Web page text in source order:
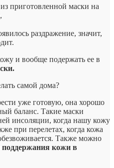
приготовленной маски на
раздражение, значит,
и вообще подержать ее в
самой дома?
уже готовую, она хорошо
баланс. Такие маски
инсоляции, когда нашу кожу
при перелетах, когда кожа
Также можно
поддержания кожи в